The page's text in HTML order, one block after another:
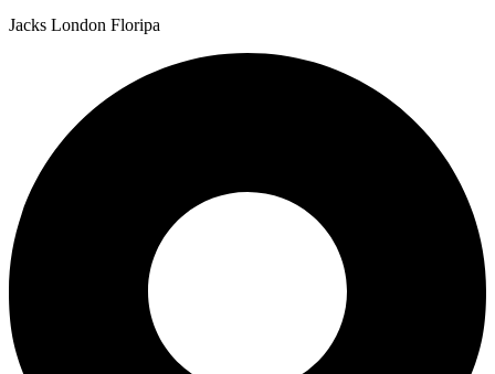
Jacks London Floripa